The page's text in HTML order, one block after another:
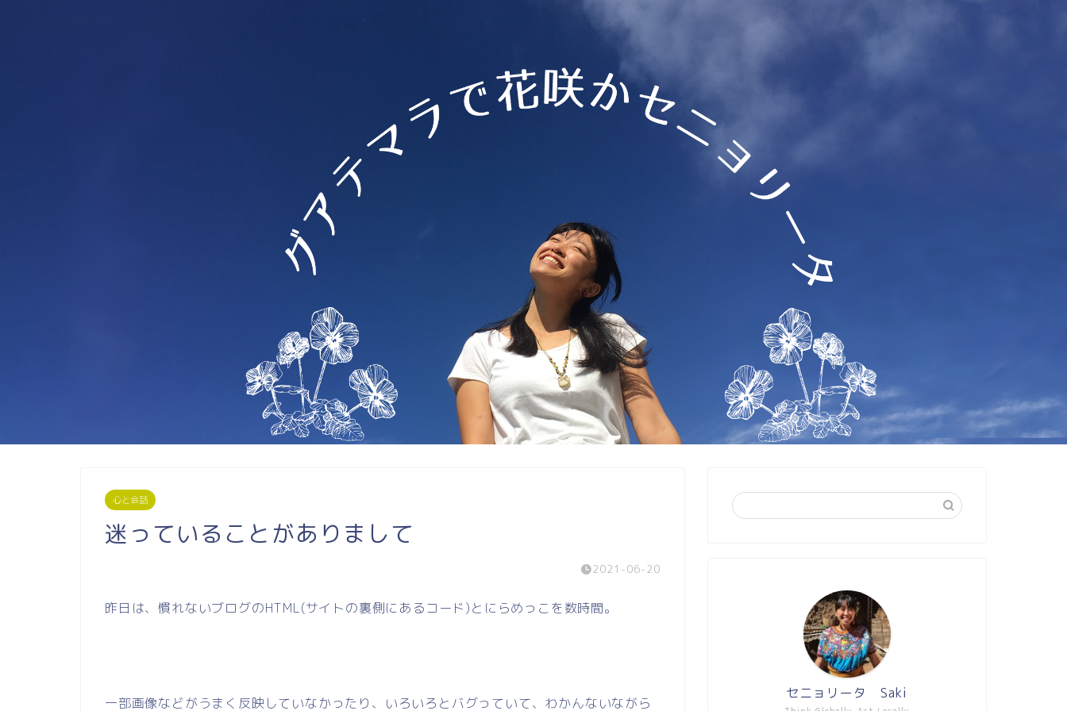
心と会話
迷っていることがありまして
2021-06-20
昨日は、慣れないブログのHTML(サイトの裏側にあるコード)とにらめっこを数時間。
一部画像などがうまく反映していなかったり、いろいろとバグっていて、わかんないながら
セニョリータ Saki